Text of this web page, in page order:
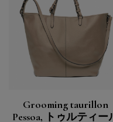
Grooming taurillon
Pessoa, トゥルティー